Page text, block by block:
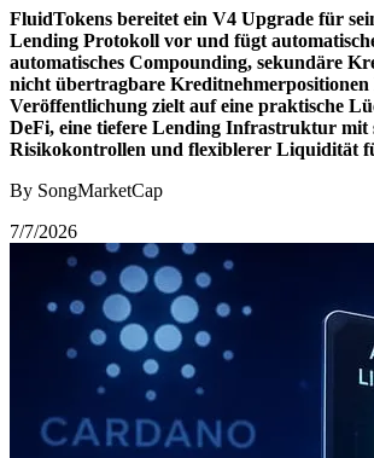
FluidTokens bereitet ein V4 Upgrade für
Lending Protokoll vor und fügt
automatisches Compounding, sekundäre
nicht übertragbare Kreditnehmerpositionen
Veröffentlichung zielt auf eine praktische
DeFi, eine tiefere Lending Infrastruktur mit
Risikokontrollen und flexiblerer Liquidität
By SongMarketCap
7/7/2026